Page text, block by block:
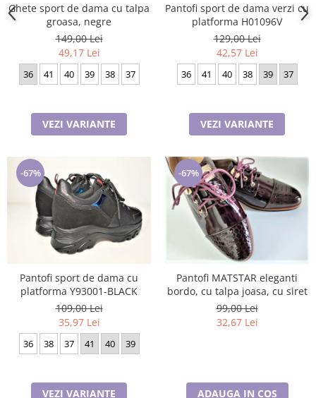
Ghete sport de dama cu talpa
groasa, negre
149,00 Lei
49,17 Lei
36 41 40 39 38 37
VEZI VARIANTE
Pantofi sport de dama verzi cu
platforma H01096V
129,00 Lei
42,57 Lei
36 41 40 38 39 37
VEZI VARIANTE
-67%
Pantofi sport de dama cu
platforma Y93001-BLACK
109,00 Lei
35,97 Lei
36 38 37 41 40 39
VEZI VARIANTE
-67%
Pantofi MATSTAR eleganti
bordo, cu talpa joasa, cu siret
99,00 Lei
32,67 Lei
ADAUGA IN COS